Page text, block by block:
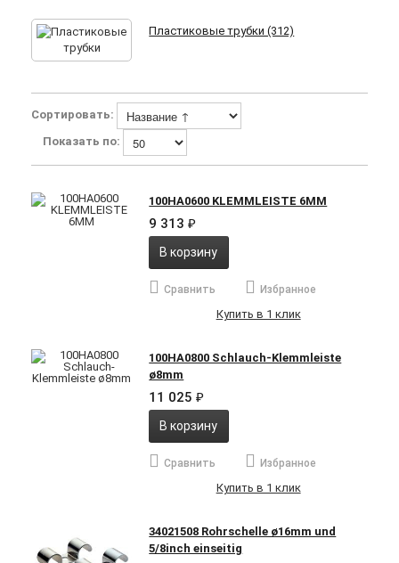
Пластиковые трубки (312)
Сортировать:
Показать по:
100HA0600 KLEMMLEISTE 6MM
9 313₽
В корзину
Сравнить Избранное
Купить в 1 клик
100HA0800 Schlauch-Klemmleiste
ø8mm
11 025₽
В корзину
Сравнить Избранное
Купить в 1 клик
34021508 Rohrschelle ø16mm und
5/8inch einseitig